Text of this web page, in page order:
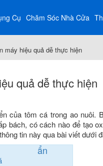
Cụ Chăm Sóc Nhà Cửa
máy hiệu quả dễ thực hiện
quả dễ thực hiện
của tôm cá trong ao nuôi.
bách, có cách nào để tạo
tin này qua bài viết dưới
ẩn